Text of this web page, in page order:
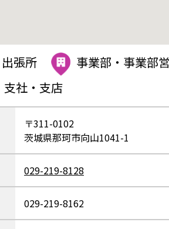
張所
事業部・事業部
支社・支店
〒311-0102
茨城県那珂市向山1041-1
029-219-8128
029-219-8162